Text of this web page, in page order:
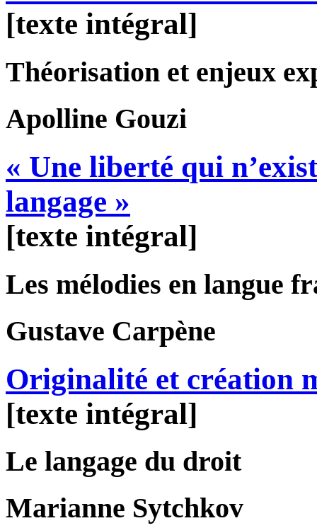
[texte intégral]
Théorisation et enjeux
Apolline Gouzi
« Une liberté qui
langage »
[texte intégral]
Les mélodies en langue
Gustave Carpène
Originalité et création
[texte intégral]
Le langage du droit
Marianne Sytchkov